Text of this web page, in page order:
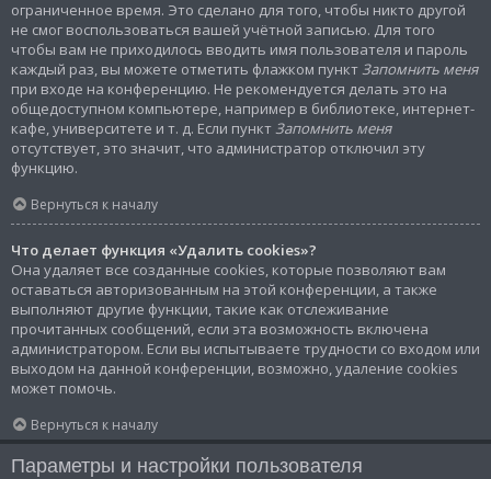
ограниченное время. Это сделано для того, чтобы никто другой
не смог воспользоваться вашей учётной записью. Для того
чтобы вам не приходилось вводить имя пользователя и пароль
каждый раз, вы можете отметить флажком пунктЗапомнить меня
при входе на конференцию. Не рекомендуется делать это на
общедоступном компьютере, например в библиотеке, интернет-
кафе, университете и т. д. Если пунктЗапомнить меня
отсутствует, это значит, что администратор отключил эту
функцию.
Вернуться к началу
Что делает функция «Удалить cookies»?
Она удаляет все созданные cookies, которые позволяют вам
оставаться авторизованным на этой конференции, а также
выполняют другие функции, такие как отслеживание
прочитанных сообщений, если эта возможность включена
администратором. Если вы испытываете трудности со входом или
выходом на данной конференции, возможно, удаление cookies
может помочь.
Вернуться к началу
Параметры и настройки пользователя